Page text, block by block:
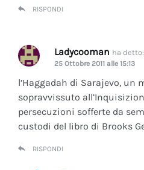
RISPONDI
Ladycooman ha detto:
25 Ottobre 2011 alle 15:13
l’Haggadah di Sarajevo, un
sopravvissuto
persecuzioni sofferte da
custodi del libro di Brooks
RISPONDI